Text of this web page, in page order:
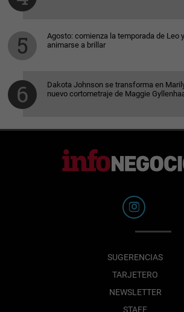
Agosto: comienza la temporada de Leo
animarse a brillar
Dakota Johnson se transforma en
nuevo cortometraje de Maggie
SUGERENCIAS
TARJETERO
NEWSLETTER
STAFF